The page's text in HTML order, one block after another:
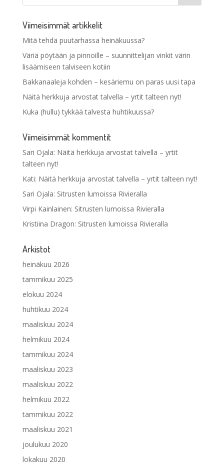
Viimeisimmät artikkelit
Mitä tehdä puutarhassa heinäkuussa?
Väriä pöytään ja pinnoille – suunnittelijan vinkit värin
lisäämiseen talviseen kotiin
Bakkanaaleja kohden – kesäriemu on paras uusi tapa
Näitä herkkuja arvostat talvella – yrtit talteen nyt!
Kuka (hullu) tykkää talvesta huhtikuussa?
Viimeisimmät kommentit
Sari Ojala: Näitä herkkuja arvostat talvella – yrtit
talteen nyt!
Kati: Näitä herkkuja arvostat talvella – yrtit talteen nyt!
Sari Ojala: Sitrusten lumoissa Rivieralla
Virpi Kainlainen: Sitrusten lumoissa Rivieralla
Kristiina Dragon: Sitrusten lumoissa Rivieralla
Arkistot
heinäkuu 2026
tammikuu 2025
elokuu 2024
huhtikuu 2024
maaliskuu 2024
helmikuu 2024
tammikuu 2024
maaliskuu 2023
maaliskuu 2022
helmikuu 2022
tammikuu 2022
maaliskuu 2021
joulukuu 2020
lokakuu 2020